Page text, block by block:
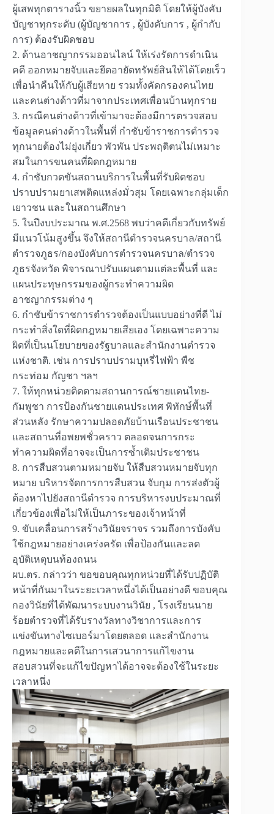
ผู้เสพทุกตารางนิ้ว ขยายผลในทุกมิติ โดยให้ผู้บังคับ
บัญชาทุกระดับ (ผู้บัญชาการ , ผู้บังคับการ , ผู้กำกับ
การ) ต้องรับผิดชอบ
2. ด้านอาชญากรรมออนไลน์ ให้เร่งรัดการดำเนิน
คดี ออกหมายจับและยึดอายัดทรัพย์สินให้ได้โดยเร็ว
เพื่อนำคืนให้กับผู้เสียหาย รวมทั้งคัดกรองคนไทย
และคนต่างด้าวที่มาจากประเทศเพื่อนบ้านทุกราย
3. กรณีคนต่างด้าวที่เข้ามาจะต้องมีการตรวจสอบ
ข้อมูลคนต่างด้าวในพื้นที่ กำชับข้าราชการตำรวจ
ทุกนายต้องไม่ยุ่งเกี่ยว พัวพัน ประพฤติตนไม่เหมาะ
สมในการขนคนที่ผิดกฎหมาย
4. กำชับกวดขันสถานบริการในพื้นที่รับผิดชอบ
ปราบปรามยาเสพติดแหล่งมั่วสุม โดยเฉพาะกลุ่มเด็ก
เยาวชน และในสถานศึกษา
5. ในปีงบประมาณ พ.ศ.2568 พบว่าคดีเกี่ยวกับทรัพย์
มีแนวโน้มสูงขึ้น จึงให้สถานีตำรวจนครบาล/สถานี
ตำรวจภูธร/กองบังคับการตำรวจนครบาล/ตำรวจ
ภูธรจังหวัด พิจารณาปรับแผนตามแต่ละพื้นที่ และ
แผนประทุษกรรมของผู้กระทำความผิด
อาชญากรรมต่าง ๆ
6. กำชับข้าราชการตำรวจต้องเป็นแบบอย่างที่ดี ไม่
กระทำสิ่งใดที่ผิดกฎหมายเสียเอง โดยเฉพาะความ
ผิดที่เป็นนโยบายของรัฐบาลและสำนักงานตำรวจ
แห่งชาติ. เช่น การปราบปรามบุหรี่ไฟฟ้า พืช
กระท่อม กัญชา ฯลฯ
7. ให้ทุกหน่วยติดตามสถานการณ์ชายแดนไทย-
กัมพูชา การป้องกันชายแดนประเทศ พิทักษ์พื้นที่
ส่วนหลัง รักษาความปลอดภัยบ้านเรือนประชาชน
และสถานที่อพยพชั่วคราว ตลอดจนการกระ
ทำความผิดที่อาจจะเป็นการซ้ำเติมประชาชน
8. การสืบสวนตามหมายจับ ให้สืบสวนหมายจับทุก
หมาย บริหารจัดการการสืบสวน จับกุม การส่งตัวผู้
ต้องหาไปยังสถานีตำรวจ การบริหารงบประมาณที่
เกี่ยวข้องเพื่อไม่ให้เป็นภาระของเจ้าหน้าที่
9. ขับเคลื่อนการสร้างวินัยจราจร รวมถึงการบังคับ
ใช้กฎหมายอย่างเคร่งครัด เพื่อป้องกันและลด
อุบัติเหตุบนท้องถนน
ผบ.ตร. กล่าวว่า ขอขอบคุณทุกหน่วยที่ได้รับปฏิบัติ
หน้าที่กันมาในระยะเวลาหนึ่งได้เป็นอย่างดี ขอบคุณ
กองวินัยที่ได้พัฒนาระบบงานวินัย , โรงเรียนนาย
ร้อยตำรวจที่ได้รับรางวัลทางวิชาการและการ
แข่งขันทางไซเบอร์มาโดยตลอด และสำนักงาน
กฎหมายและคดีในการเสวนาการแก้ไขงาน
สอบสวนที่จะแก้ไขปัญหาได้อาจจะต้องใช้ในระยะ
เวลาหนึ่ง